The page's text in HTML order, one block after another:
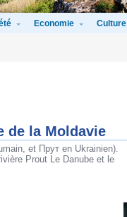
Economie Culture
de la Moldavie
et Прут en Ukrainien).
Prout Le Danube et le